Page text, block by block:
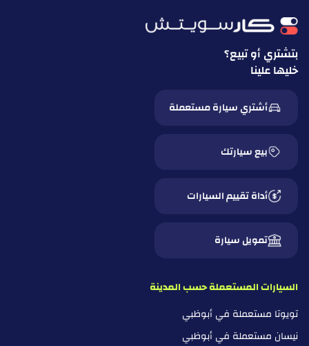
بتشتري أو تبيع؟
خليها علينا
أشتري سيارة مستعملة
بيع سيارتك
أداة تقييم السيارات
تمويل سيارة
السيارات المستعملة حسب المدينة
تويوتا مستعملة في أبوظبي
نيسان مستعملة في أبوظبي